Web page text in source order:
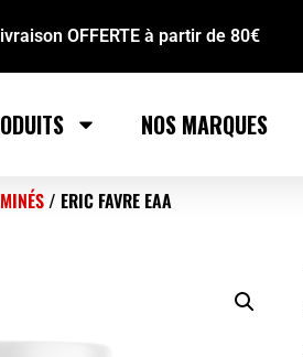
OFFERTE à partir de 80€
NOS MARQUES
/ ERIC FAVRE EAA